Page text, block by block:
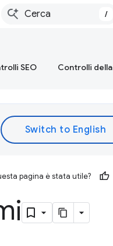
/
SEO Controlli
pagina è stata utile?